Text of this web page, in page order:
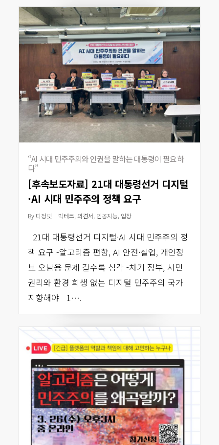
“AI 시대 민주주의와 인권을 말하는 대통령이 필요하
다”
[후속보도자료] 21대 대통령선거 디지털
·AI 시대 민주주의 정책 요구
By 디정넷 빅테크,의견서, 인공지능, 입장
21대 대통령선거 디지털·AI 시대 민주주의 정
책 요구 -알고리즘 편향, AI 안전·실업, 개인정
보 오남용 문제 갈수록 심각 -차기 정부, 시민
권리와 환경 희생 없는 디지털 민주주의 국가
지향해야 1….